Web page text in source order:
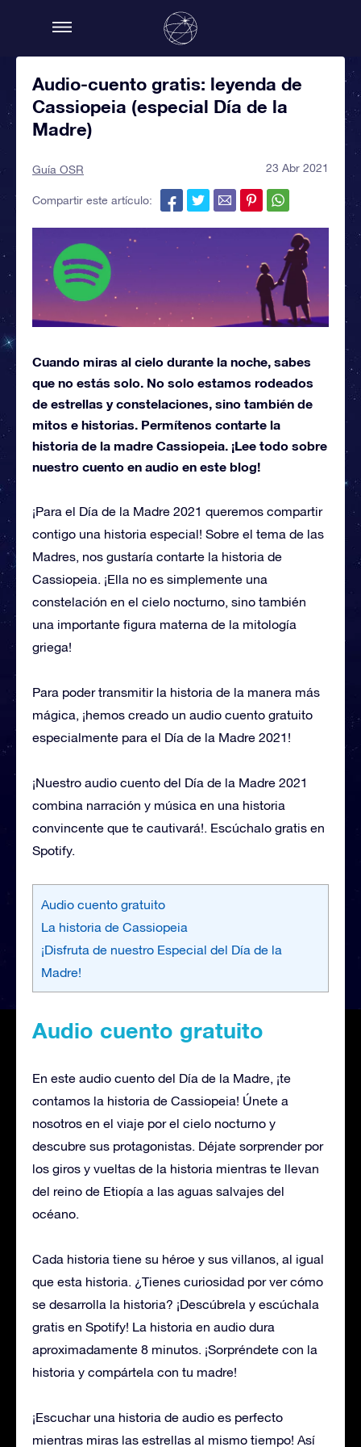
Audio-cuento gratis: leyenda de
Cassiopeia (especial Día de la
Madre)
Guía OSR 23 Abr 2021
Compartir este artículo:
Cuando miras al cielo durante la noche, sabes
que no estás solo. No solo estamos rodeados
de estrellas y constelaciones, sino también de
mitos e historias. Permítenos contarte la
historia de la madre Cassiopeia. ¡Lee todo sobre
nuestro cuento en audio en este blog!
¡Para el Día de la Madre 2021 queremos compartir
contigo una historia especial! Sobre el tema de las
Madres, nos gustaría contarte la historia de
Cassiopeia. ¡Ella no es simplemente una
constelación en el cielo nocturno, sino también
una importante figura materna de la mitología
griega!
Para poder transmitir la historia de la manera más
mágica, ¡hemos creado un audio cuento gratuito
especialmente para el Día de la Madre 2021!
¡Nuestro audio cuento del Día de la Madre 2021
combina narración y música en una historia
convincente que te cautivará!. Escúchalo gratis en
Spotify.
Audio cuento gratuito
La historia de Cassiopeia
¡Disfruta de nuestro Especial del Día de la
Madre!
Audio cuento gratuito
En este audio cuento del Día de la Madre, ¡te
contamos la historia de Cassiopeia! Únete a
nosotros en el viaje por el cielo nocturno y
descubre sus protagonistas. Déjate sorprender por
los giros y vueltas de la historia mientras te llevan
del reino de Etiopía a las aguas salvajes del
océano.
Cada historia tiene su héroe y sus villanos, al igual
que esta historia. ¿Tienes curiosidad por ver cómo
se desarrolla la historia? ¡Descúbrela y escúchala
gratis en Spotify! La historia en audio dura
aproximadamente 8 minutos. ¡Sorpréndete con la
historia y compártela con tu madre!
¡Escuchar una historia de audio es perfecto
mientras miras las estrellas al mismo tiempo! Así